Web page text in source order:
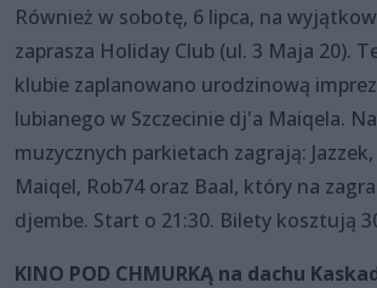
Również w sobotę, 6 lipca, na
zaprasza Holiday Club (ul. 3 Maja 20).
klubie zaplanowano urodzinową
lubianego w Szczecinie dj'a Maiqela.
muzycznych parkietach zagrają:
Maiqel, Rob74 oraz Baal, który na
djembe. Start o 21:30. Bilety kosztują
KINO POD CHMURKĄ na dachu